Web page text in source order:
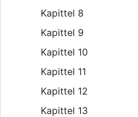
Kapittel 8
Kapittel 9
Kapittel 10
Kapittel 11
Kapittel 12
Kapittel 13